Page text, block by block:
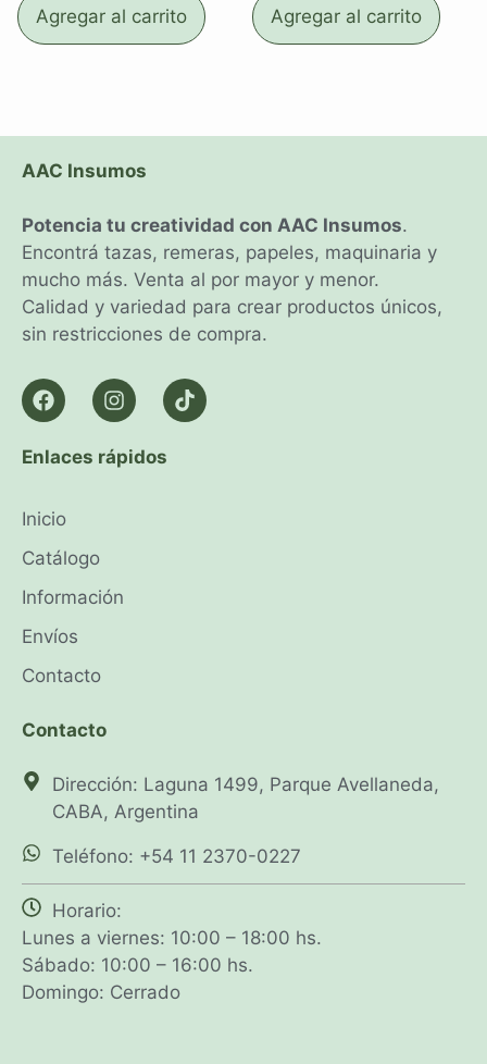
Agregar al carrito Agregar al carrito
AAC Insumos
Potencia tu creatividad con AAC Insumos.
Encontrá tazas, remeras, papeles, maquinaria y
mucho más. Venta al por mayor y menor.
Calidad y variedad para crear productos únicos,
sin restricciones de compra.
Enlaces rápidos
Inicio
Catálogo
Información
Envíos
Contacto
Contacto
Dirección: Laguna 1499, Parque Avellaneda,
CABA, Argentina
Teléfono: +54 11 2370-0227
Horario:
Lunes a viernes: 10:00 – 18:00 hs.
Sábado: 10:00 – 16:00 hs.
Domingo: Cerrado